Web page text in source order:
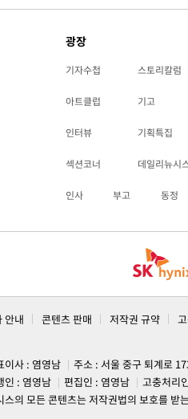
광장
기자수첩 스토리칼럼
아트클럽 기고
인터뷰 기획특집
섹션코너 데일리뉴시
인사 부고 동정
안내 콘텐츠 판매 저작권 규약
이사 : 염영남
주소 : 서울 중구 퇴계로
인 : 염영남
편집인 : 염영남
고충처리
스의 모든 콘텐츠는 저작권법의 보호를